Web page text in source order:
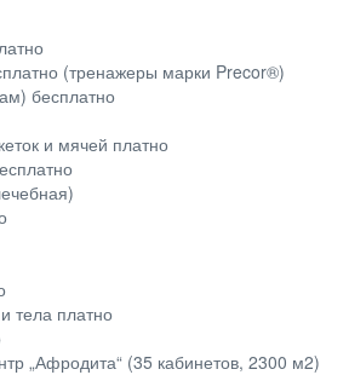
(тренажеры марки Precor®)
бесплатно
и мячей платно
тела платно
„Афродита“ (35 кабинетов, 2300 м2)